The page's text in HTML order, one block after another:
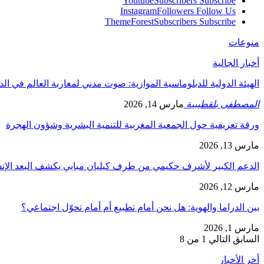
InstagramFollowers Follow Us
ThemeForestSubscribers Subscribe
منوعات
أخبار الجالية
الهيئة الدولية للدبلوماسية الموازية: صوت مدني لمغاربة العالم في
المصطفى بلقطيبية مارس 14, 2026
ورقة تعريفية حول الجمعية المغربية للتنمية البشرية وشؤون الهجرة
مارس 13, 2026
الدعم الكبير لأشرف حكيمي من طرف كيليان مبابي يكشف البعد
مارس 12, 2026
بين الدراما والهوية: هل نحن أمام تطبيع أم أمام تحوّل اجتماعي؟
مارس 1, 2026
السابق التالي 1 من 8
أخر الأخبار